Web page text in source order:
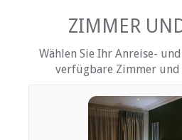
Terrasse / Veranda / Balkon
Rauchen: nicht erlaubt
Fernsehen (mit M-Net)
Fernsehen (mit Satellit)
EINRICHTUNGEN AUF
ZIMMER
Wählen Sie Ihr Anreise-
verfügbare Zimmer und